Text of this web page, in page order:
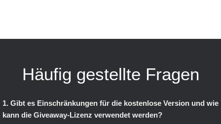
Häufig gestellte Fragen
1. Gibt es Einschränkungen für die kostenlose Version und wie
kann die Giveaway-Lizenz verwendet werden?